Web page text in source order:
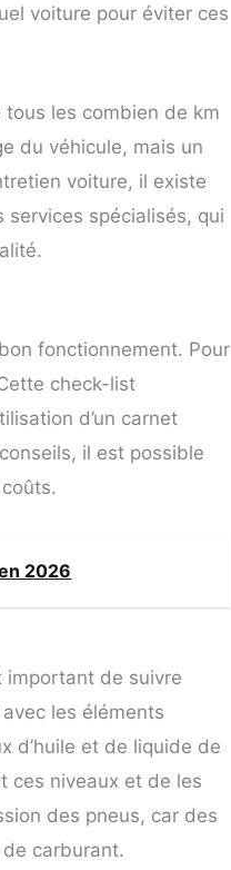
voiture pour éviter ces
les combien de km
du véhicule, mais un
voiture, il existe
spécialisés, qui
fonctionnement. Pour
check-list
d’un carnet
il est possible
2026
important de suivre
les éléments
d’huile et de liquide de
ces niveaux et de les
des pneus, car des
carburant.